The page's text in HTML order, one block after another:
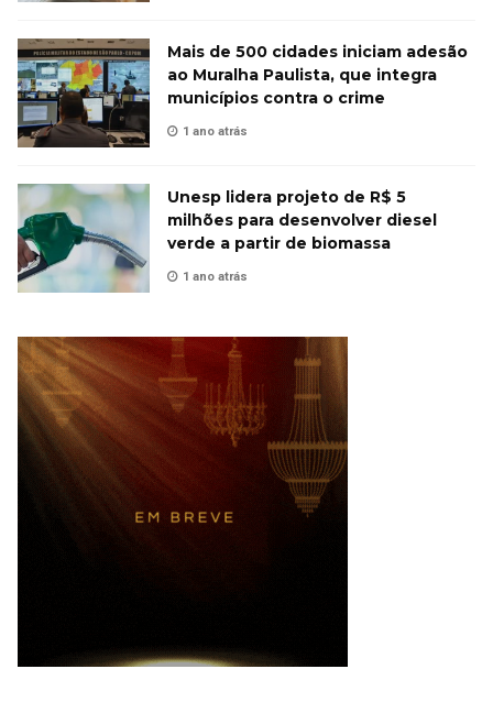
Mais de 500 cidades iniciam adesão
ao Muralha Paulista, que integra
municípios contra o crime
1 ano atrás
Unesp lidera projeto de R$ 5
milhões para desenvolver diesel
verde a partir de biomassa
1 ano atrás